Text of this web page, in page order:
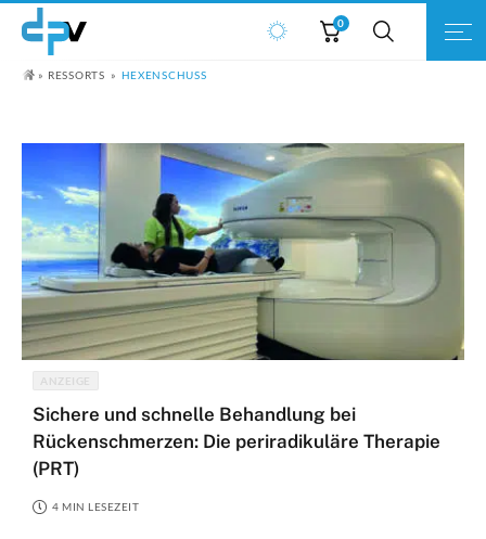
0
RESSORTS HEXENSCHUSS
ANZEIGE
Sichere und schnelle Behandlung bei
Rückenschmerzen: Die periradikuläre Therapie
(PRT)
4 MIN LESEZEIT